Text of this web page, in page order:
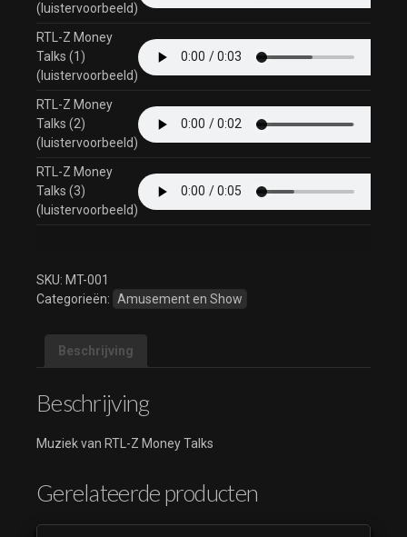
(luistervoorbeeld)
RTL-Z Money
Talks (1)
(luistervoorbeeld)
RTL-Z Money
Talks (2)
(luistervoorbeeld)
RTL-Z Money
Talks (3)
(luistervoorbeeld)
SKU: MT-001
Categorieën: Amusement en Show
Beschrijving
Beschrijving
Muziek van RTL-Z Money Talks
Gerelateerde producten